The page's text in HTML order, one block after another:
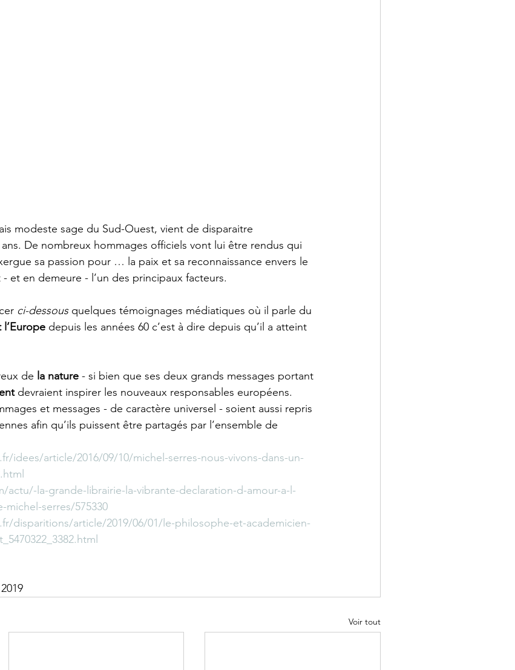
modeste sage du Sud-Ouest, vient de disparaitre
De nombreux hommages officiels vont lui être rendus qui
sa passion pour … la paix et sa reconnaissance envers le
et en demeure - l’un des principaux facteurs.
ci-dessous quelques témoignages médiatiques où il parle du
l’Europe depuis les années 60 c’est à dire depuis qu’il a atteint
de la nature - si bien que ses deux grands messages portant
devraient inspirer les nouveaux responsables européens.
et messages - de caractère universel - soient aussi repris
afin qu’ils puissent être partagés par l’ensemble de
idees/article/2016/09/10/michel-serres-nous-vivons-dans-un-
actu/-la-grande-librairie-la-vibrante-declaration-d-amour-a-l-
serres/575330
disparitions/article/2019/06/01/le-philosophe-et-academicien-
Voir tout